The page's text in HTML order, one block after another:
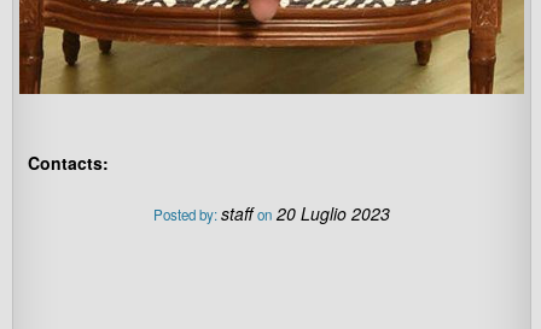
Contacts:
Posted by:staff on 20 Luglio 2023